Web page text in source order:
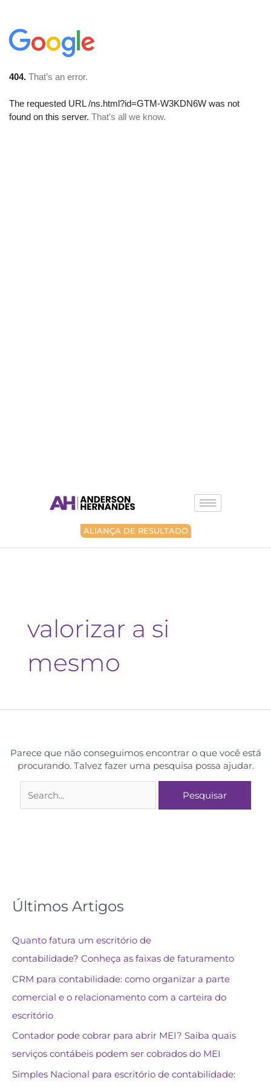
ALIANÇA DE RESULTADO
Últimos Artigos
Quanto fatura um escritório de
contabilidade? Conheça as faixas de faturamento
CRM para contabilidade: como organizar a parte
comercial e o relacionamento com a carteira do
escritório
Contador pode cobrar para abrir MEI? Saiba quais
serviços contábeis podem ser cobrados do MEI
Simples Nacional para escritório de contabilidade:
valorizar a si
mesmo
Parece que não conseguimos encontrar o que você está
procurando. Talvez fazer uma pesquisa possa ajudar.